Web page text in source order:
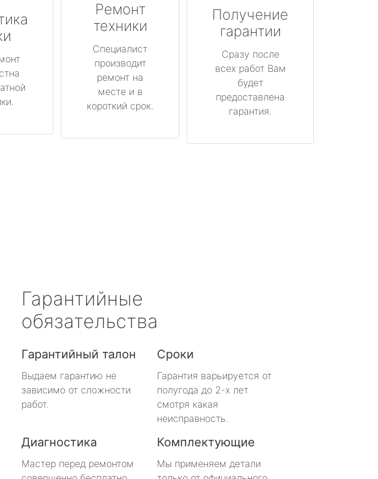
Ремонт
техники
Специалист
производит
ремонт на
месте и в
короткий срок.
Получение
гарантии
Сразу после
всех работ Вам
будет
предоставлена
гарантия.
Гарантийные
обязательства
Гарантийный талон
Выдаем гарантию не
зависимо от сложности
работ.
Сроки
Гарантия варьируется от
полугода до 2-х лет
смотря какая
неисправность.
Диагностика
Мастер перед ремонтом
Комплектующие
Мы применяем детали